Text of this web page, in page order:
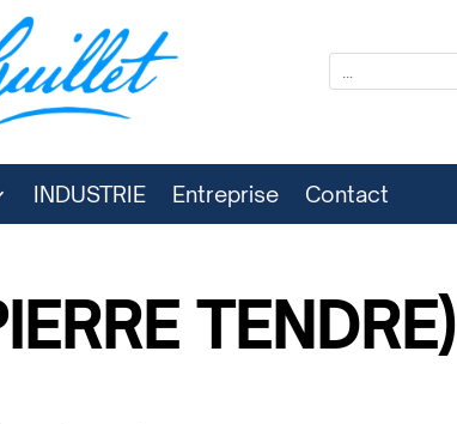
INDUSTRIE Entreprise Contact
TENDRE)